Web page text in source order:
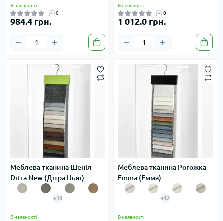
В наявності
0
984.4 грн.
В наявності
0
1 012.0 грн.
Меблева тканина Шеніл
Ditra New (Дітра Нью)
+10
В наявності
Меблева тканина Рогожка
Emma (Емма)
+12
В наявності